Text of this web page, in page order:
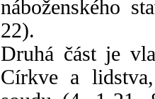
náboženského
22).
Druhá část je
Církve a